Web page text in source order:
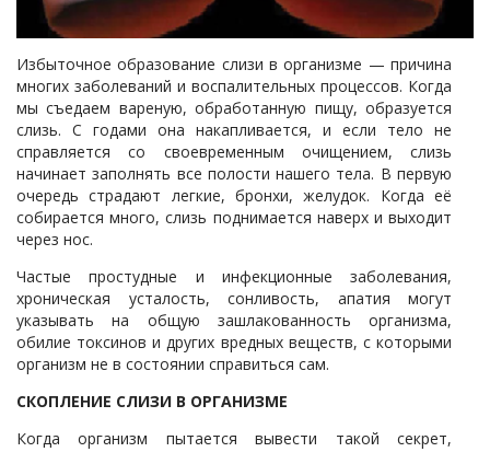
Избыточное образование слизи в организме — причина
многих заболеваний и воспалительных процессов. Когда
мы съедаем вареную, обработанную пищу, образуется
слизь. С годами она накапливается, и если тело не
справляется со своевременным очищением, слизь
начинает заполнять все полости нашего тела. В первую
очередь страдают легкие, бронхи, желудок. Когда её
собирается много, слизь поднимается наверх и выходит
через нос.
Частые простудные и инфекционные заболевания,
хроническая усталость, сонливость, апатия могут
указывать на общую зашлакованность организма,
обилие токсинов и других вредных веществ, с которыми
организм не в состоянии справиться сам.
СКОПЛЕНИЕ СЛИЗИ В ОРГАНИЗМЕ
Когда организм пытается вывести такой секрет,